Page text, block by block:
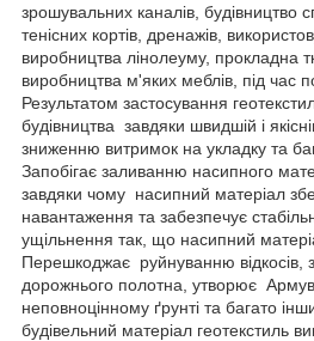
зрошувальних каналів, будівництво
тенісних кортів, дренажів,
виробництва лінолеуму, прокладна
виробництва м'яких меблів, під час
Результатом застосування
будівництва завдяки швидшій і
зниженню витримок на укладку та
Запобігає заливанню насипного
завдяки чому насипний матеріал
навантаження та забезпечує
ущільнення так, що насипний
Перешкоджає руйнуванню
дорожнього полотна, утворює
неповноцінному ґрунті та багато
будівельний матеріал геотекстиль